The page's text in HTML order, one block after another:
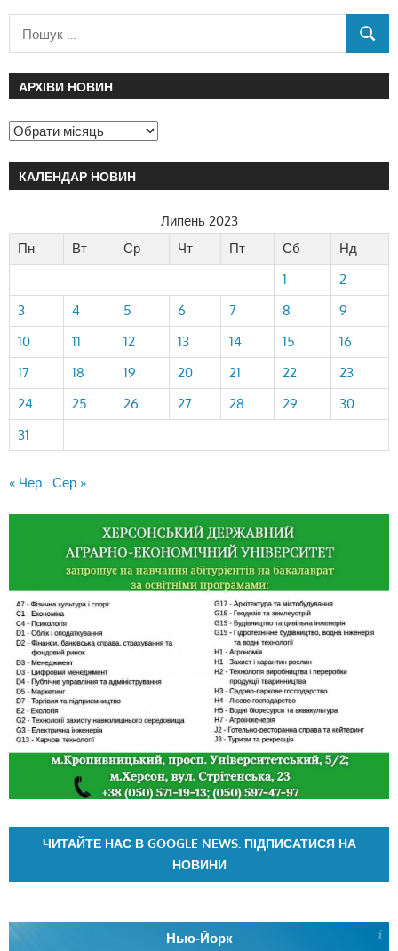
АРХІВИ НОВИН
КАЛЕНДАР НОВИН
Липень 2023
Пн
Вт Ср Чт Пт Сб
Нд
1
2
3
4 5 6 7 8
9
10
11 12 13 14 15
16
17
18 19 20 21 22
23
24
25 26 27 28 29
30
31
« Чер Сер »
ЧИТАЙТЕ НАС В GOOGLE NEWS. ПІДПИСАТИСЯ НА
НОВИНИ
Нью-Йорк